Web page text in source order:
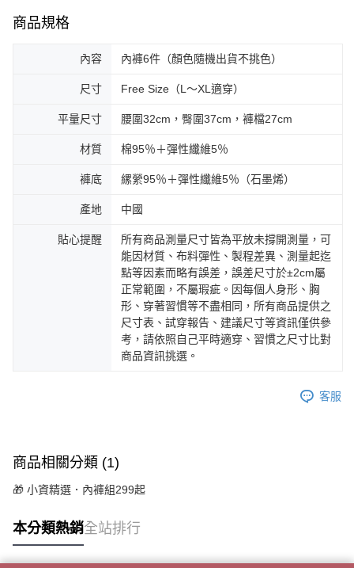
商品規格
內容 內褲6件（顏色隨機出貨不挑色）
尺寸 Free Size（L～XL適穿）
平量尺寸 腰圍32cm，臀圍37cm，褲檔27cm
材質 棉95％＋彈性纖維5％
褲底 縲縈95％＋彈性纖維5％（石墨烯）
產地 中國
貼心提醒
所有商品測量尺寸皆為平放未撐開測量，可
能因材質、布料彈性、製程差異、測量起迄
點等因素而略有誤差，誤差尺寸於±2cm屬
正常範圍，不屬瑕疵。因每個人身形、胸
形、穿著習慣等不盡相同，所有商品提供之
尺寸表、試穿報告、建議尺寸等資訊僅供參
考，請依照自己平時適穿、習慣之尺寸比對
商品資訊挑選。
客服
商品相關分類 (1)
🎁 小資精選．內褲組299起
本分類熱銷全站排行